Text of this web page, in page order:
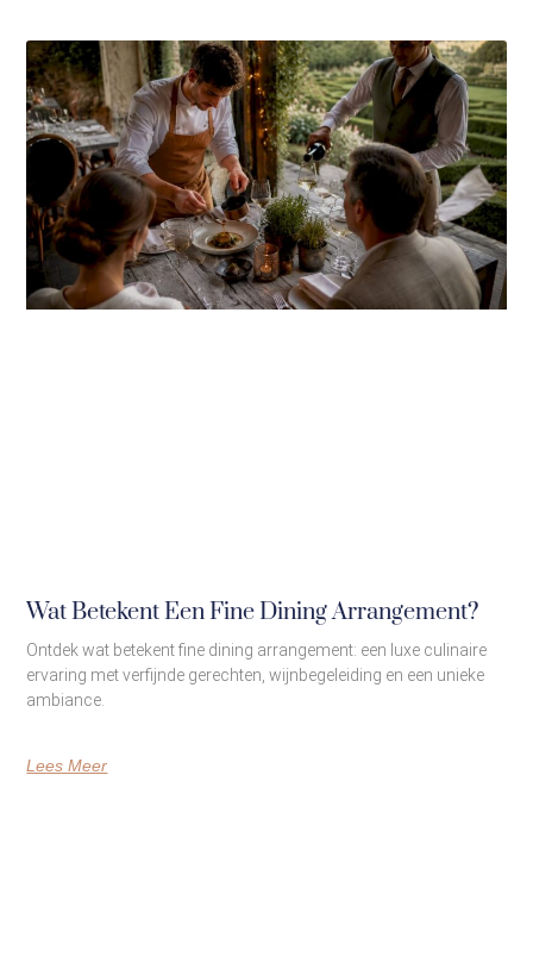
Wat Betekent Een Fine Dining Arrangement?
Ontdek wat betekent fine dining arrangement: een luxe culinaire
ervaring met verfijnde gerechten, wijnbegeleiding en een unieke
ambiance.
Lees Meer